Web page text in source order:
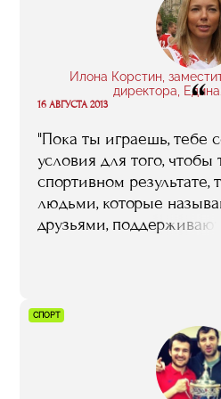
Илона Корстин,
директора,
“
16 АВГУСТА 2013
"Пока ты играешь, тебе
условия для того,
спортивном результате,
людьми, которые
друзьями,
самостоятельно. С этой
программа
спорта» хороша тем, что
спортсменам,
СПОРТ